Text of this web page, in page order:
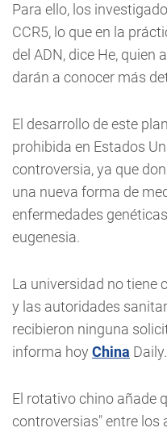
Para ello, los
CCR5, lo que en la
del ADN, dice He, quien
darán a conocer más
El desarrollo de este
prohibida en Estados
controversia, ya que
una nueva forma de
enfermedades
eugenesia.
La universidad no tiene
y las autoridades
recibieron ninguna
informa hoy China Daily.
El rotativo chino añade
controversias" entre los